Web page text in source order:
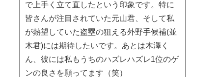
で上手く立て直したという印象です。特に
皆さんが注目されていた元山君、そして私
が熱望していた盗塁の狙える外野手候補(並
木君)には期待したいです。あとは木澤く
ん、彼には私もうちのハズレハズレ1位のゲ
ンの良さを願ってます（笑）